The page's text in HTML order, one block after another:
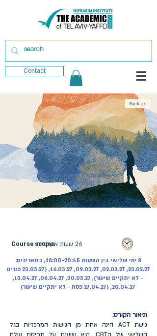
Contact
Back >>
טיפול בקבלה ומחויבות ACT:
קורס יסודות
מר עמי ויזל
Course scope: 26 שעות אקדמיות
8 ימי שלישי בין השעות 18:00-20:45, בתאריכים:
23.02.27, 02.03.27, 09.03.27, 16.03.27, (23.03.27 פורים
- לא יתקיים שיעור), 30.03.27, 06.04.27, 13.04.27,
20.04.27, (27.04.27 פסח - לא יתקיים שיעור)
תיאור הקורס:
גישת ACT הינה אחת מן הגישות המרכזיות בגל